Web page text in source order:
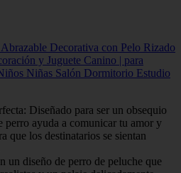
Decorativa con Pelo Rizado
y Juguete Canino | para
Niñas Salón Dormitorio Estudio
Diseñado para ser un obsequio
perro ayuda a comunicar tu amor y
que los destinatarios se sientan
un diseño de perro de peluche que